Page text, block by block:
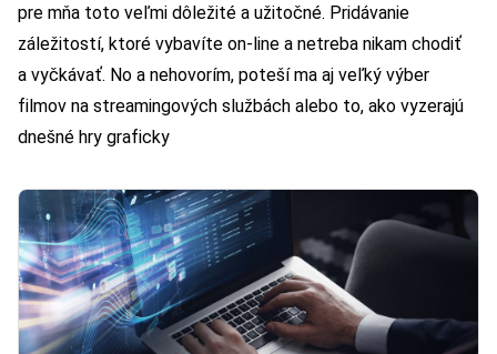
pre mňa toto veľmi dôležité a užitočné. Pridávanie
záležitostí, ktoré vybavíte on-line a netreba nikam chodiť
a vyčkávať. No a nehovorím, poteší ma aj veľký výber
filmov na streamingových službách alebo to, ako vyzerajú
dnešné hry graficky